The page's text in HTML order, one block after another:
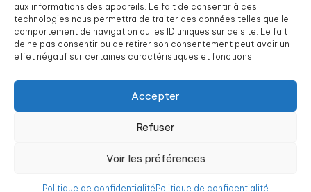
aux informations des appareils. Le fait de consentir à ces
technologies nous permettra de traiter des données telles que le
comportement de navigation ou les ID uniques sur ce site. Le fait
de ne pas consentir ou de retirer son consentement peut avoir un
effet négatif sur certaines caractéristiques et fonctions.
Accepter
Refuser
Voir les préférences
Politique de confidentialité Politique de confidentialité
ARPAVIE est une association du Groupe SOS